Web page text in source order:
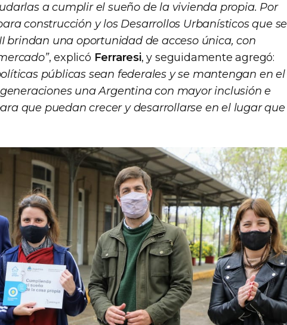
a cumplir el sueño de la vivienda propia. Por
construcción y los Desarrollos Urbanísticos que se
brindan una oportunidad de acceso única, con
, explicó Ferraresi, y seguidamente agregó:
públicas sean federales y se mantengan en el
una Argentina con mayor inclusión e
que puedan crecer y desarrollarse en el lugar que